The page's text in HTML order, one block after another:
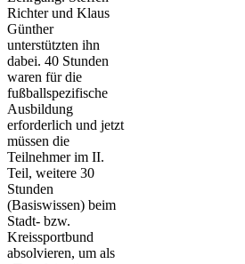
Richter und Klaus
Günther
unterstützten ihn
dabei. 40 Stunden
waren für die
fußballspezifische
Ausbildung
erforderlich und jetzt
müssen die
Teilnehmer im II.
Teil, weitere 30
Stunden
(Basiswissen) beim
Stadt- bzw.
Kreissportbund
absolvieren, um als